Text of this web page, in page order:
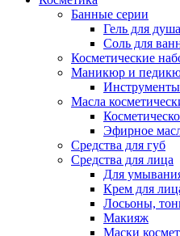
Банные серии
Гель для душа
Соль для
Косметические
Маникюр и
Масла
Эфирное
Средства для губ
Средства для лица
Для
Крем для
Лосьоны,
Макияж
Маски